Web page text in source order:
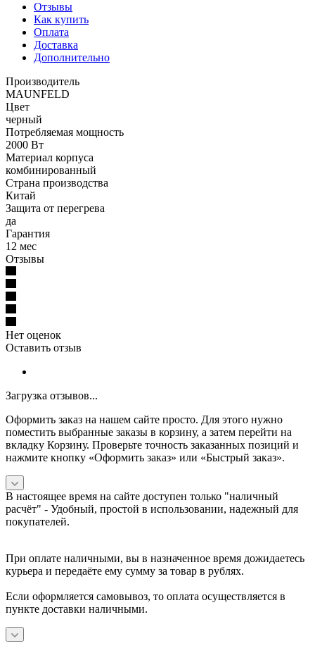
Отзывы
Как купить
Оплата
Доставка
Дополнительно
Производитель
MAUNFELD
Цвет
черный
Потребляемая мощность
2000 Вт
Материал корпуса
комбинированный
Страна производства
Китай
Защита от перегрева
да
Гарантия
12 мес
Отзывы
Нет оценок
Оставить отзыв
Загрузка отзывов...
Оформить заказ на нашем сайте просто. Для этого нужно
поместить выбранные заказы в корзину, а затем перейти на
вкладку Корзину. Проверьте точность заказанных позиций и
нажмите кнопку «Оформить заказ» или «Быстрый заказ».
В настоящее время на сайте доступен только "наличный
расчёт" - Удобный, простой в использовании, надежный для
покупателей.
При оплате наличными, вы в назначенное время дожидаетесь
курьера и передаёте ему сумму за товар в рублях.
Если оформляется самовывоз, то оплата осуществляется в
пункте доставки наличными.